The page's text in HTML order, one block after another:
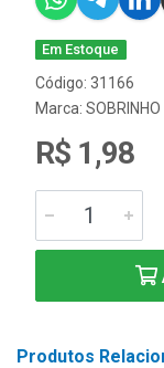
Em Estoque
Código: 31166
Marca: SOBRINHO
R$ 1,98
Produtos